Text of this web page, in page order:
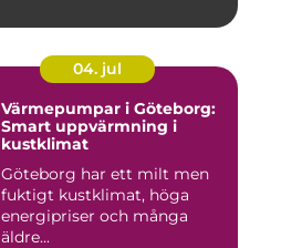
04. jul
Värmepumpar i Göteborg:
Smart uppvärmning i
kustklimat
Göteborg har ett milt men
fuktigt kustklimat, höga
energipriser och många
äldre...